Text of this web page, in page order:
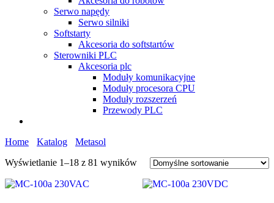
Serwo napędy
Serwo silniki
Softstarty
Akcesoria do softstartów
Sterowniki PLC
Akcesoria plc
Moduły komunikacyjne
Moduły procesora CPU
Moduły rozszerzeń
Przewody PLC
Home Katalog
Metasol
Wyświetlanie 1–18 z 81 wyników